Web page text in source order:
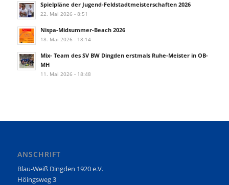
Spielpläne der Jugend-Feldstadtmeisterschaften 2026
22. Mai 2026 - 8:51
Nispa-Midsummer-Beach 2026
18. Mai 2026 - 18:14
Mix- Team des SV BW Dingden erstmals Ruhe-Meister in OB-
MH
11. Mai 2026 - 18:48
ANSCHRIFT
Blau-Weiß Dingden 1920 e.V.
Höingsweg 3